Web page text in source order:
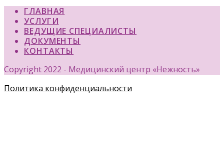
ГЛАВНАЯ
УСЛУГИ
ВЕДУЩИЕ СПЕЦИАЛИСТЫ
ДОКУМЕНТЫ
КОНТАКТЫ
Copyright 2022 - Медицинский центр «Нежность»
Политика конфиденциальности